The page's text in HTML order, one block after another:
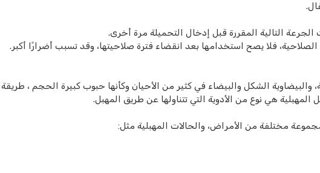
التالية المقررة قبل إدخال التحميلة مرة أخرى.
الصلاحية، فلا يصح استخدامها بعد انقضاء فترة صلاحيتها، وقد تسبب أضرارًا أكبر.
والبيضاوية الشكل والبيضاء في كثير من الأحيان وكأنها حبوب كبيرة الحجم ،
المهبلية هي نوع من الأدوية التي تتناولها عن طريق المهبل.
مختلفة من الأمراض، والحالات المهبلية مثل: